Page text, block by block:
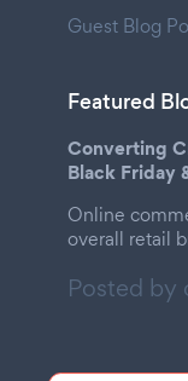
Guest Blog
Featured
Converting
Black Friday
Online
overall retail
Posted by